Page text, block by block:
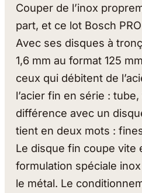
Couper de l’inox
part, et ce lot Bosch
Avec ses disques à
1,6 mm au format 125
ceux qui débitent de
l’acier fin en série :
différence avec un
tient en deux mots :
Le disque fin coupe vite
formulation spéciale
le métal. Le